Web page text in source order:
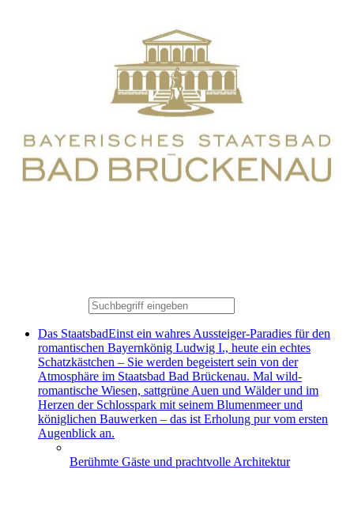
Das StaatsbadEinst ein wahres Aussteiger-Paradies für den
romantischen Bayernkönig Ludwig I., heute ein echtes
Schatzkästchen – Sie werden begeistert sein von der
Atmosphäre im Staatsbad Bad Brückenau. Mal wild-
romantische Wiesen, sattgrüne Auen und Wälder und im
Herzen der Schlosspark mit seinem Blumenmeer und
königlichen Bauwerken – das ist Erholung pur vom ersten
Augenblick an.
Berühmte Gäste und prachtvolle Architektur